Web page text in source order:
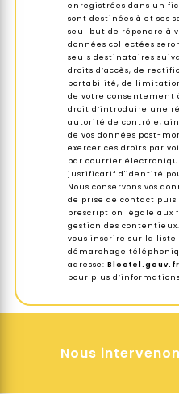
enregistrées dans un
sont destinées à et ses
seul but de répondre à
données collectées
seuls destinataires
droits d’accès, de
portabilité, de
de votre
droit d’introduire une
autorité de contrôle,
de vos données post-
exercer ces droits par
par courrier
justificatif d'identité
Nous conservons vos
de prise de contact
prescription légale aux
gestion des
vous inscrire sur la liste
démarchage
adresse:
pour plus
Nous